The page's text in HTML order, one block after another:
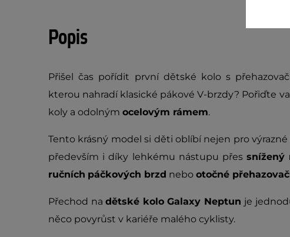
Popis
Přišel čas pořídit první dětské kolo s
kterou nahradí klasické pákové V-brzdy? Pořiďte
koly a odolným ocelovým rámem.
Tento krásný model si děti oblíbí nejen pro
především i díky lehkému nástupu přes snížený
ručních páčkových brzd nebo otočné
Přechod nadětské kolo Galaxy Neptun je
něco povyrůst v kariéře malého cyklisty.